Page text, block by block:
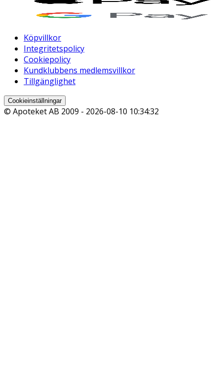
Köpvillkor
Integritetspolicy
Cookiepolicy
Kundklubbens medlemsvillkor
Tillgänglighet
Cookieinställningar
© Apoteket AB 2009 - 2026-08-10 10:34:32